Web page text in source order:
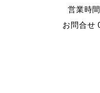
営業時
お問合せ